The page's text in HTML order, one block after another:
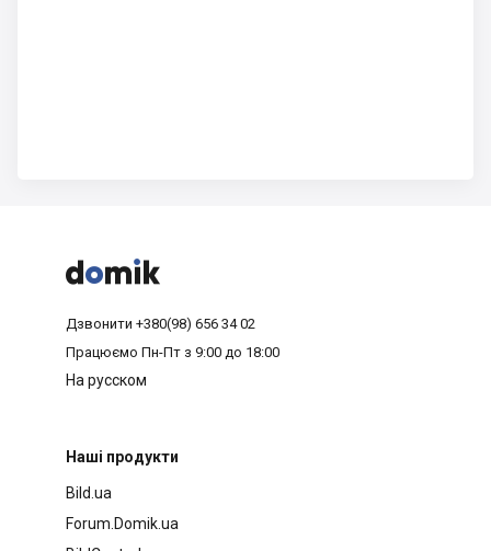



Дзвонити +380(98) 656 34 02
Працюємо Пн-Пт з 9:00 до 18:00
На русском
Наші продукти
Bild.ua
Forum.Domik.ua